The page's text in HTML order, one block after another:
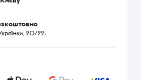
20/22.